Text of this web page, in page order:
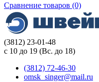
Сравнение товаров (0)
(3812) 23-01-48
с 10 до 19 (Вс. до 18)
(3812) 72-46-30
omsk_singer@mail.ru